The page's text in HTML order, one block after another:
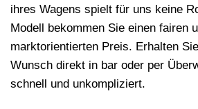
ihres Wagens spielt für uns keine
Modell bekommen Sie einen fairen
marktorientierten Preis. Erhalten
Wunsch direkt in bar oder per
schnell und unkompliziert.